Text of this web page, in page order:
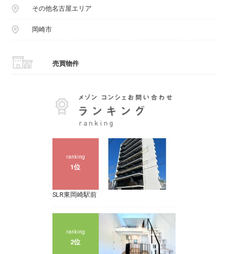
その他名古屋エリア
岡崎市
売買物件
ranking
1位
SLR東岡崎駅前
ranking
2位